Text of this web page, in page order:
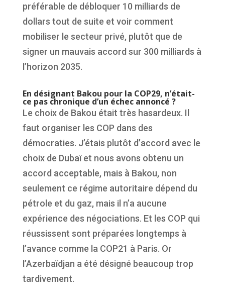
préférable de débloquer 10 milliards de
dollars tout de suite et voir comment
mobiliser le secteur privé, plutôt que de
signer un mauvais accord sur 300 milliards à
l’horizon 2035.
En désignant Bakou pour la COP29, n’était-
ce pas chronique d’un échec annoncé ?
Le choix de Bakou était très hasardeux. Il
faut organiser les COP dans des
démocraties. J’étais plutôt d’accord avec le
choix de Dubaï et nous avons obtenu un
accord acceptable, mais à Bakou, non
seulement ce régime autoritaire dépend du
pétrole et du gaz, mais il n’a aucune
expérience des négociations. Et les COP qui
réussissent sont préparées longtemps à
l’avance comme la COP21 à Paris. Or
l’Azerbaïdjan a été désigné beaucoup trop
tardivement.